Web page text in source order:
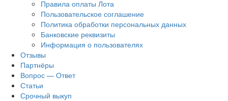
Правила оплаты Лота
Пользовательское соглашение
Политика обработки персональных данных
Банковские реквизиты
Информация о пользователях
Отзывы
Партнёры
Вопрос — Ответ
Статьи
Срочный выкуп